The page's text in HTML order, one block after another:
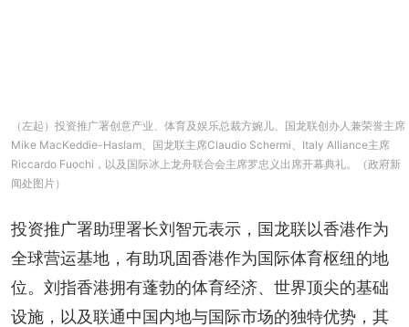
（左起）投资推广署创意产业、体育及娱乐总裁方婉儿、国龙联创办人兼荣誉主席
Mike MacKeddie-Haslam、国龙联主席Claudio Schermi、Italy Alliance主席
Riccardo Fuochi，以及国际冰上龙舟联合会主席罗忠义出席开幕典礼。（政府新
闻处图片）
投资推广署助理署长刘智元表示，国龙联以香港作为
全球营运基地，有助巩固香港作为国际体育枢纽的地
位。刘指香港拥有蓬勃的体育经济、世界顶尖的基础
设施，以及联通中国内地与国际市场的独特优势，其